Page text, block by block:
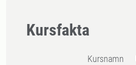
Kursfakta
Kursnamn